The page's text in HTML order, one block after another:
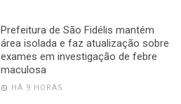
Prefeitura de São Fidélis mantém
área isolada e faz atualização sobre
exames em investigação de febre
maculosa
HÁ 9 HORAS